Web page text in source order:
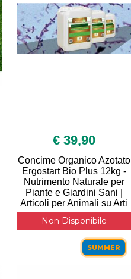
€ 39,90
Concime Organico Azotato
Ergostart Bio Plus 12kg -
Nutrimento Naturale per
Piante e Giardini Sani |
Articoli per Animali su Arti
Non Disponibile
SUMMER